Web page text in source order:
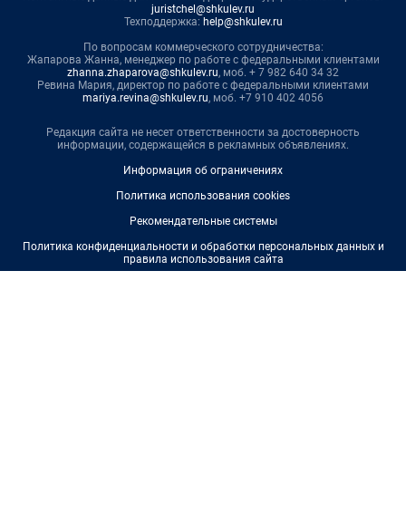
juristchel@shkulev.ru
Техподдержка: help@shkulev.ru
По вопросам коммерческого сотрудничества:
Жапарова Жанна, менеджер по работе с федеральными клиентами
zhanna.zhaparova@shkulev.ru, моб. + 7 982 640 34 32
Ревина Мария, директор по работе с федеральными клиентами
mariya.revina@shkulev.ru, моб. +7 910 402 4056
Редакция сайта не несет ответственности за достоверность
информации, содержащейся в рекламных объявлениях.
Информация об ограничениях
Политика использования cookies
Рекомендательные системы
Политика конфиденциальности и обработки персональных данных и
правила использования сайта